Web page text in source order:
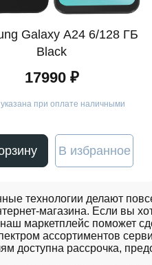
Galaxy A24 6/128 ГБ
Black
17990 ₽
при оплате наличными
В избранное
технологии делают
магазина. Если вы
наш маркетплейс поможет
ассортиментов
доступна рассрочка,